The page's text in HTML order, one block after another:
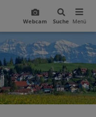
Webcam Suche Menü